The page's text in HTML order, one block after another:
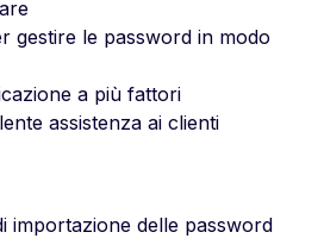
gestire le password in modo
a più fattori
assistenza ai clienti
importazione delle password